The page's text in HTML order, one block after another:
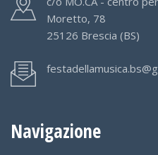
Moretto, 78
25126 Brescia (BS)
Navigazione